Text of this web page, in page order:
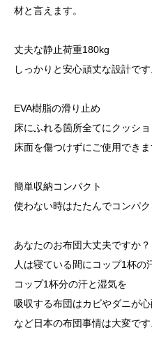
材と言えます。
丈夫な静止荷重180kg
しっかりと安心頑丈な設計です
EVA樹脂の滑り止め
床にふれる箇所全てにクッショ
床面を傷つけずにご使用できま
簡単収納コンパクト
使わない時はたたんでコンパク
あなたのお布団大丈夫ですか？
人は寝ている間にコップ1杯の
コップ1杯分の汗と湿気を
吸収する布団はカビやダニが
など日本の布団事情は大変です